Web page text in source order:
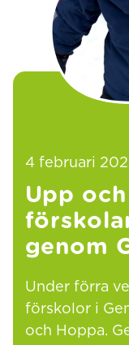
4 februari
Upp
genom
Under förra
förskolor i
och Hoppa.